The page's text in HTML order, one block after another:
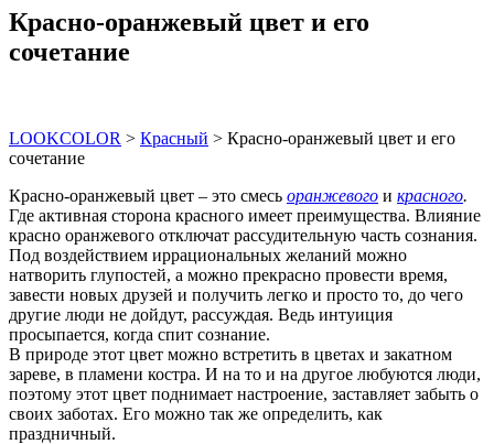
Красно-оранжевый цвет и его
сочетание
LOOKCOLOR > Красный > Красно-оранжевый цвет и его
сочетание
Красно-оранжевый цвет – это смесь оранжевого и красного.
Где активная сторона красного имеет преимущества. Влияние
красно оранжевого отключат рассудительную часть сознания.
Под воздействием иррациональных желаний можно
натворить глупостей, а можно прекрасно провести время,
завести новых друзей и получить легко и просто то, до чего
другие люди не дойдут, рассуждая. Ведь интуиция
просыпается, когда спит сознание.
В природе этот цвет можно встретить в цветах и закатном
зареве, в пламени костра. И на то и на другое любуются люди,
поэтому этот цвет поднимает настроение, заставляет забыть о
своих заботах. Его можно так же определить, как
праздничный.